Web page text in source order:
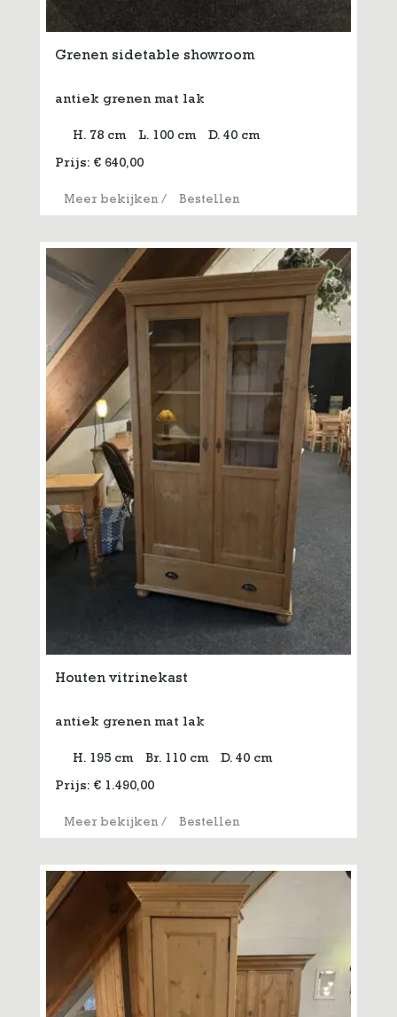
Grenen sidetable showroom
antiek grenen mat lak
H. 78 cm L. 100 cm D. 40 cm
Prijs: € 640,00
Meer bekijken/ Bestellen
Houten vitrinekast
antiek grenen mat lak
H. 195 cm Br. 110 cm D. 40 cm
Prijs: € 1.490,00
Meer bekijken/ Bestellen